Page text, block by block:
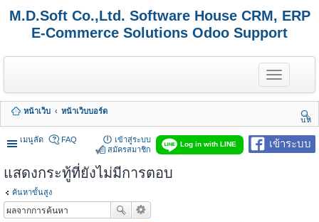
M.D.Soft Co.,Ltd. Software House CRM, ERP
E-Commerce Solutions Odoo Support
T
o
g
e
n
a
หน้าเว็บ
หน้าเว็บบอร์ด
นห
า
เมนูลัด
เข้าระบบ
Log in with LINE
FAQ
เข้าสู่ระบบ
สมัครสมาชิก
แสดงกระทู้ที่ยังไม่มีการตอบ
ค้นหาขั้นสูง